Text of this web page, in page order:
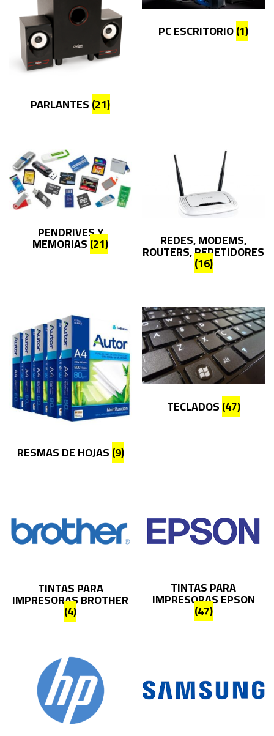
PARLANTES(21)
PC ESCRITORIO(1)
PENDRIVES Y
MEMORIAS(21) REDES, MODEMS,
ROUTERS, REPETIDORES
(16)
RESMAS DE HOJAS(9)
TECLADOS(47)
TINTAS PARA
IMPRESORAS BROTHER
(4)
TINTAS PARA
IMPRESORAS EPSON
(47)